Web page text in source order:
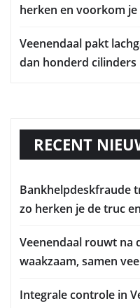
herken en voorkom
Veenendaal pakt
dan honderd
RECENT
Bankhelpdeskfraude
zo herken je de truc
Veenendaal rouwt na
waakzaam, samen
Integrale controle in